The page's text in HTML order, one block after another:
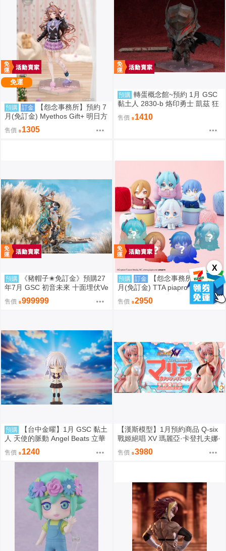
X
免運
預購 訂金
【怨念事務所】預約 7
月(免訂金) Myethos Gift+ 明日方
舟 純燼艾雅法拉 後來的故事Ver
1/8 1011
售價 1305
預購 轉蛋概念館~預約 1月 GSC
黏土人 2830-b 烙印勇士 凱茲 狂
戰士鎧甲Ver. BLOOD EDITION
售價 1410
預購
《豬帽子✬免訂金》預購27
年7月 GSC 初音未來 十面埋伏Ve
r 1/7 再販 0906
售價 999999
預購 訂金
【怨念事務所】預購 1
月(免訂金) TTA piapro 初音未來
PERIHAPI! 換裝小公仔集2 中盒
0829
售價 2950
預購
【台中金曜】1月 GSC 黏土
人 天使的脈動 Angel Beats 立華
奏 再版 0904
售價 1240
【漢斯模型】1月預約商品 Q-six
戰姬絕唱 XV 瑪麗亞·卡登扎夫娜·
伊芙 通常版 油光版 1/7 PVC
售價 3980